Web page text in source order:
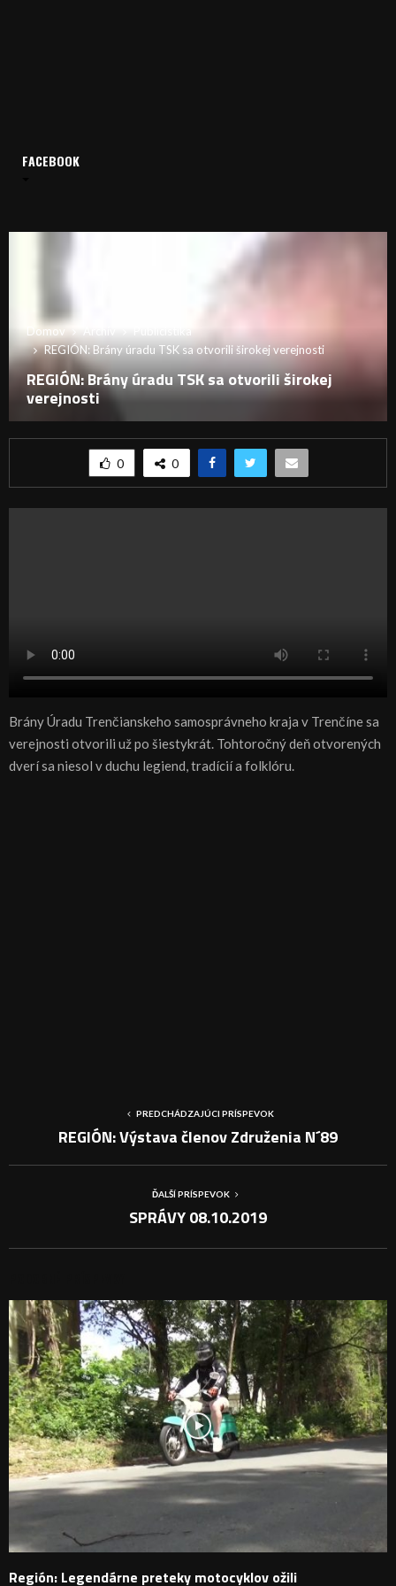
Domov
REGIÓN: Brány úradu TSK sa otvorili širokej verejnosti
REGIÓN: Brány úradu TSK sa otvorili širokej
verejnosti
0 0
Brány Úradu Trenčianskeho samosprávneho kraja v Trenčíne sa
verejnosti otvorili už po šiestykrát. Tohtoročný deň otvorených
dverí sa niesol v duchu legiend, tradícií a folklóru.
PREDCHÁDZAJÚCI PRÍSPEVOK
REGIÓN: Výstava členov Združenia N´89
ĎALŠÍ PRÍSPEVOK
SPRÁVY 08.10.2019
Región: Legendárne preteky motocyklov ožili
FACEBOOK